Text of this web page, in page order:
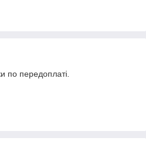
по передоплаті.